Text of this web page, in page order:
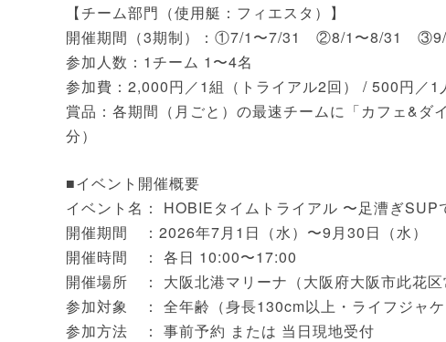
【チーム部門（使用艇：フィエスタ）】
開催期間（3期制）：①7/1〜7/31 ②8/1〜8/31 ③9/
参加人数：1チーム 1〜4名
参加費：2,000円／1組（トライアル2回） / 500円／1
賞品：各期間（月ごと）の最速チームに「カフェ&
分）
■イベント開催概要
イベント名： HOBIEタイムトライアル 〜足漕ぎSUP
開催期間 ：2026年7月1日（水）〜9月30日（水）
開催時間 ： 各日 10:00〜17:00
開催場所 ： 大阪北港マリーナ（大阪府大阪市此花区
参加対象 ： 全年齢（身長130cm以上・ライフジャケ
参加方法 ： 事前予約 または 当日現地受付